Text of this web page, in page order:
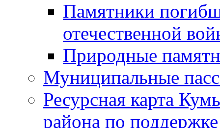
Памятники
отечественной
Природные
Муниципальные
Ресурсная карта
района по